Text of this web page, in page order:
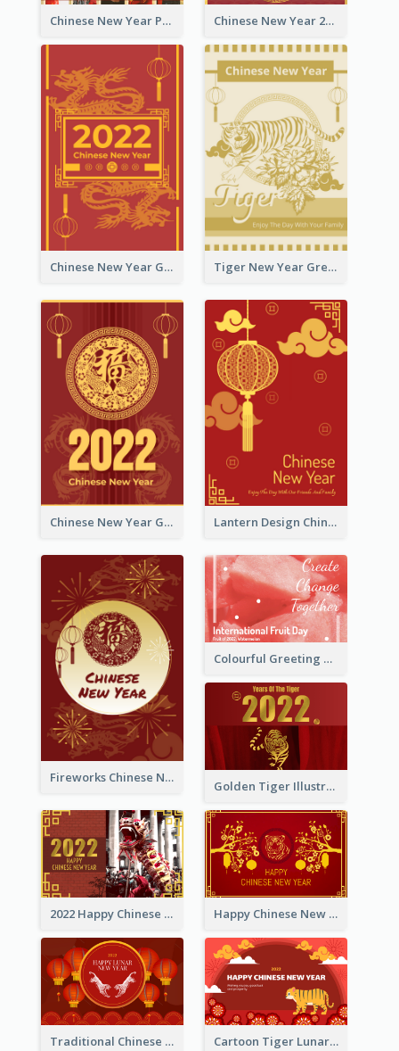
Chinese New Year Photo Greeting Card Chinese New Year 2022 Golden Greeting Card
Chinese New Year Greeting Card With Graphic Decorations Tiger New Year Greeting Card With Decorations
Chinese New Year Greeting Card With Dragon Decorations Lantern Design Chinese New Year Greeting Card
Fireworks Chinese New Year Greeting Card
Colourful Greeting Card For International Fruit Day 2021
Golden Tiger Illustration Chinese New Year Greeting Card
2022 Happy Chinese New Year Greeting Card With Photo Happy Chinese New Year Greeting Card With Chinese Tree Illustration
Traditional Chinese New Year Celebration Greeting Card Cartoon Tiger Lunar New Year Greeting Card